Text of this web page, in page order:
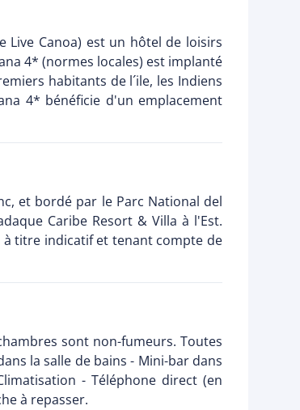
Live Canoa) est un hôtel de loisirs
4* (normes locales) est implanté
habitants de l´ile, les Indiens
4* bénéficie d'un emplacement
et bordé par le Parc National del
Caribe Resort & Villa à l'Est.
à titre indicatif et tenant compte de
sont non-fumeurs. Toutes
la salle de bains - Mini-bar dans
- Téléphone direct (en
à repasser.